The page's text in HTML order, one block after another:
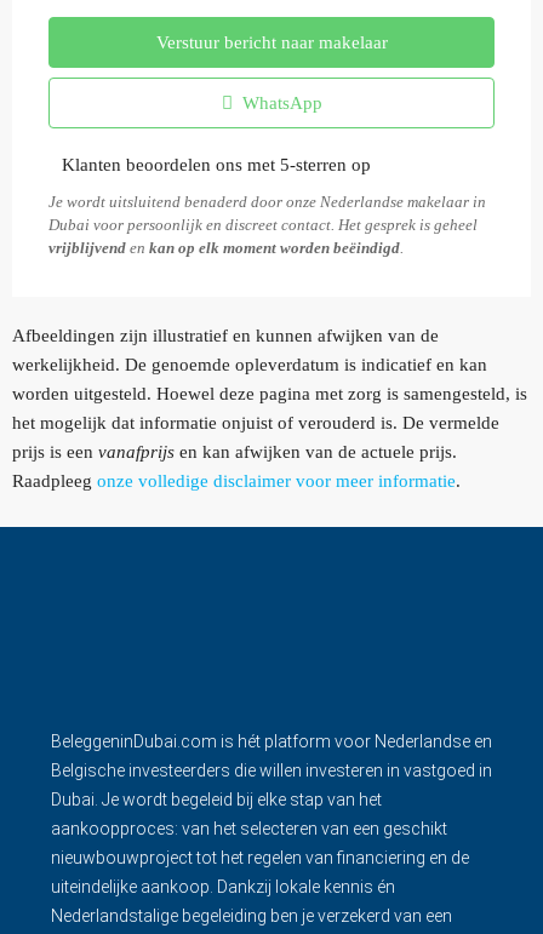
Verstuur bericht naar makelaar
WhatsApp
Klanten beoordelen ons met 5-sterren op
Je wordt uitsluitend benaderd door onze Nederlandse makelaar in
Dubai voor persoonlijk en discreet contact. Het gesprek is geheel
vrijblijvend en kan op elk moment worden beëindigd.
Afbeeldingen zijn illustratief en kunnen afwijken van de
werkelijkheid. De genoemde opleverdatum is indicatief en kan
worden uitgesteld. Hoewel deze pagina met zorg is samengesteld, is
het mogelijk dat informatie onjuist of verouderd is. De vermelde
prijs is een vanafprijs en kan afwijken van de actuele prijs.
Raadpleeg onze volledige disclaimer voor meer informatie.
BeleggeninDubai.com is hét platform voor Nederlandse en
Belgische investeerders die willen investeren in vastgoed in
Dubai. Je wordt begeleid bij elke stap van het
aankoopproces: van het selecteren van een geschikt
nieuwbouwproject tot het regelen van financiering en de
uiteindelijke aankoop. Dankzij lokale kennis én
Nederlandstalige begeleiding ben je verzekerd van een